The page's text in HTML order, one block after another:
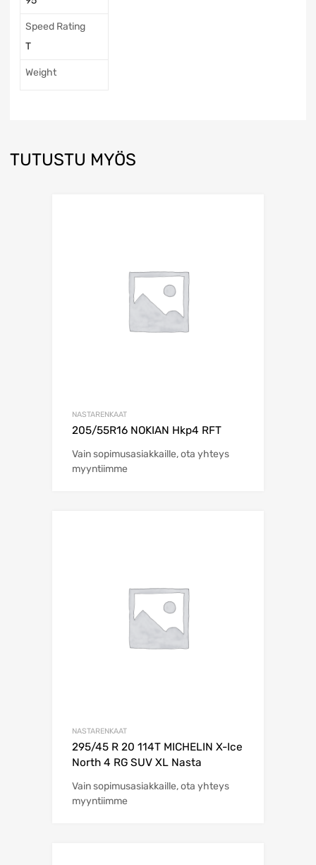
Speed Rating
T
Weight
TUTUSTU MYÖS
NASTARENKAAT
205/55R16 NOKIAN Hkp4 RFT
Vain sopimusasiakkaille, ota yhteys
myyntiimme
NASTARENKAAT
295/45 R 20 114T MICHELIN X-Ice
North 4 RG SUV XL Nasta
Vain sopimusasiakkaille, ota yhteys
myyntiimme